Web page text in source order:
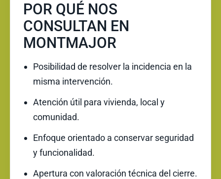
POR QUÉ NOS
CONSULTAN EN
MONTMAJOR
Posibilidad de resolver la incidencia en la
misma intervención.
Atención útil para vivienda, local y
comunidad.
Enfoque orientado a conservar seguridad
y funcionalidad.
Apertura con valoración técnica del cierre.